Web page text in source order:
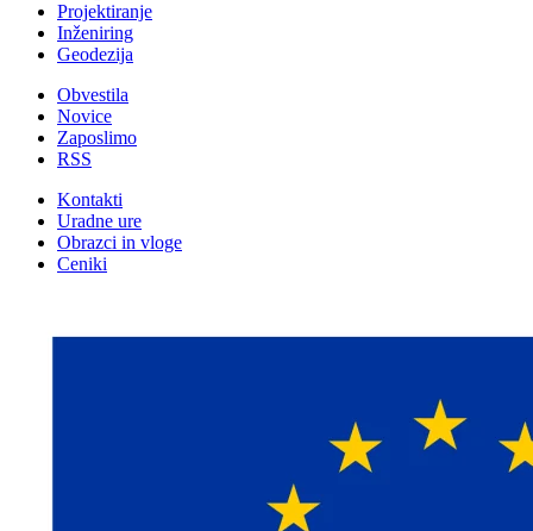
Projektiranje
Inženiring
Geodezija
Obvestila
Novice
Zaposlimo
RSS
Kontakti
Uradne ure
Obrazci in vloge
Ceniki